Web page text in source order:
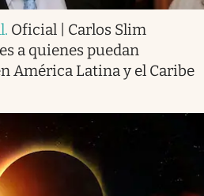
. Oficial | Carlos Slim
a quienes puedan
América Latina y el Caribe